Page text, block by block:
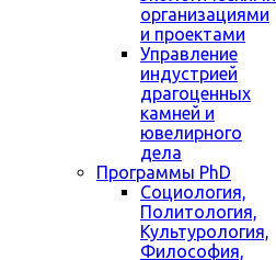
организациями
и проектами
Управление
индустрией
драгоценных
камней и
ювелирного
дела
Программы PhD
Социология,
Политология,
Культурология,
Философия,